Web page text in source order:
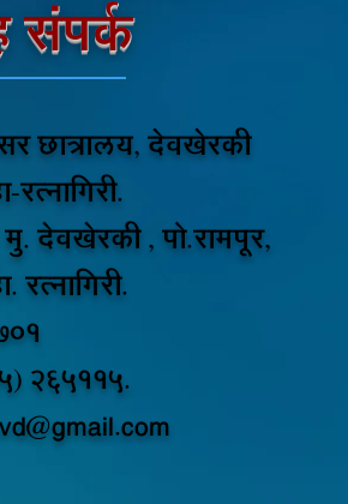
संपर्क
छात्रालय, देवखेरकी
मु. देवखेरकी , पो.रामपूर,
रत्नागिरी.
265115.